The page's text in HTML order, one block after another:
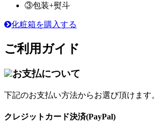
③包装+熨斗
化粧箱を購入する
ご利用ガイド
お支払について
下記のお支払い方法からお選び頂けます。
クレジットカード決済(PayPal)